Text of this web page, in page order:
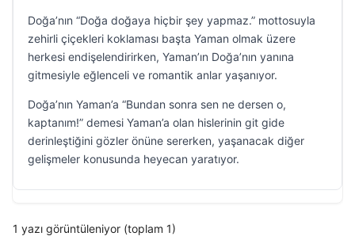
Doğa’nın “Doğa doğaya hiçbir şey yapmaz.” mottosuyla
zehirli çiçekleri koklaması başta Yaman olmak üzere
herkesi endişelendirirken, Yaman’ın Doğa’nın yanına
gitmesiyle eğlenceli ve romantik anlar yaşanıyor.
Doğa’nın Yaman’a “Bundan sonra sen ne dersen o,
kaptanım!” demesi Yaman’a olan hislerinin git gide
derinleştiğini gözler önüne sererken, yaşanacak diğer
gelişmeler konusunda heyecan yaratıyor.
1 yazı görüntüleniyor (toplam 1)